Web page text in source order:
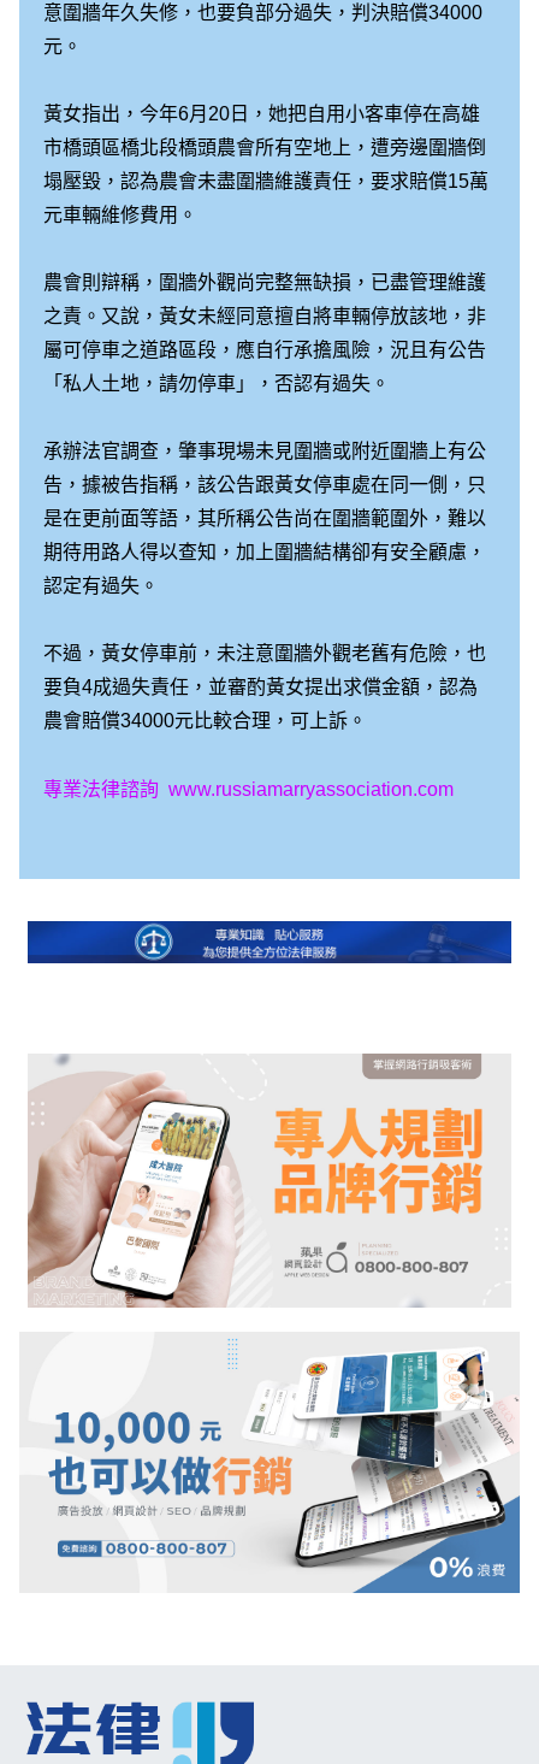
意圍牆年久失修，也要負部分過失，判決賠償34000
元。
黃女指出，今年6月20日，她把自用小客車停在高雄
市橋頭區橋北段橋頭農會所有空地上，遭旁邊圍牆倒
塌壓毀，認為農會未盡圍牆維護責任，要求賠償15萬
元車輛維修費用。
農會則辯稱，圍牆外觀尚完整無缺損，已盡管理維護
之責。又說，黃女未經同意擅自將車輛停放該地，非
屬可停車之道路區段，應自行承擔風險，況且有公告
「私人土地，請勿停車」，否認有過失。
承辦法官調查，肇事現場未見圍牆或附近圍牆上有公
告，據被告指稱，該公告跟黃女停車處在同一側，只
是在更前面等語，其所稱公告尚在圍牆範圍外，難以
期待用路人得以查知，加上圍牆結構卻有安全顧慮，
認定有過失。
不過，黃女停車前，未注意圍牆外觀老舊有危險，也
要負4成過失責任，並審酌黃女提出求償金額，認為
農會賠償34000元比較合理，可上訴。
專業法律諮詢www.russiamarryassociation.com